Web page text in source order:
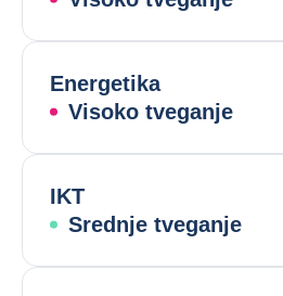
Energetika
Visoko tveganje
IKT
Srednje tveganje